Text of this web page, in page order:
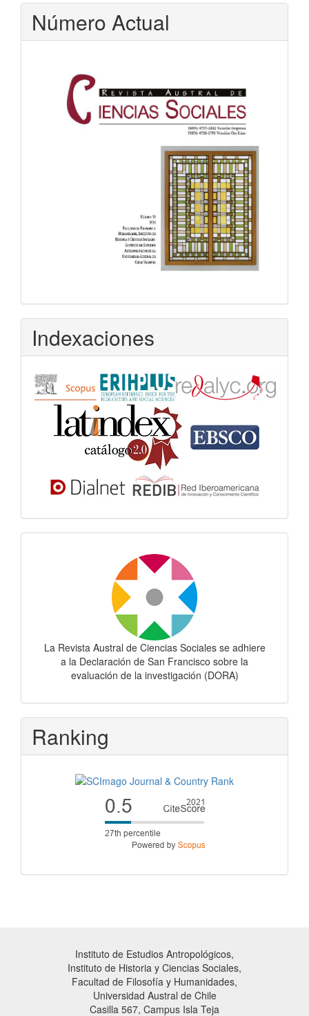
Número Actual
Indexaciones
La Revista Austral de Ciencias Sociales se adhiere
a la Declaración de San Francisco sobre la
evaluación de la investigación (DORA)
Ranking
Instituto de Estudios Antropológicos,
Instituto de Historia y Ciencias Sociales,
Facultad de Filosofía y Humanidades,
Universidad Austral de Chile
Casilla 567, Campus Isla Teja